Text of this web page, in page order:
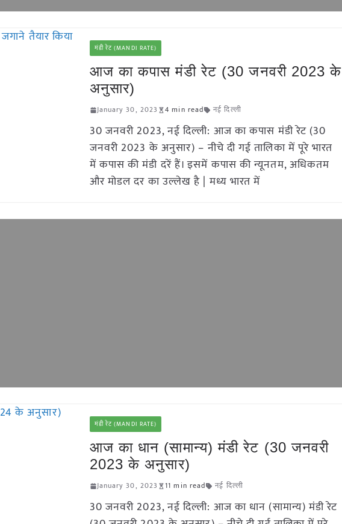
मंडी रेट (MANDI RATE)
आज का कपास मंडी रेट (30 जनवरी 2023 के
अनुसार)
January 30, 2023 4 min read नई दिल्ली
30 जनवरी 2023, नई दिल्ली: आज का कपास मंडी रेट (30
जनवरी 2023 के अनुसार) – नीचे दी गई तालिका में पूरे भारत
में कपास की मंडी दरें हैं। इसमें कपास की न्यूनतम, अधिकतम
और मोडल दर का उल्लेख है | मध्य भारत में
मंडी रेट (MANDI RATE)
आज का धान (सामान्य) मंडी रेट (30 जनवरी
2023 के अनुसार)
January 30, 2023 11 min read नई दिल्ली
30 जनवरी 2023, नई दिल्ली: आज का धान (सामान्य) मंडी रेट